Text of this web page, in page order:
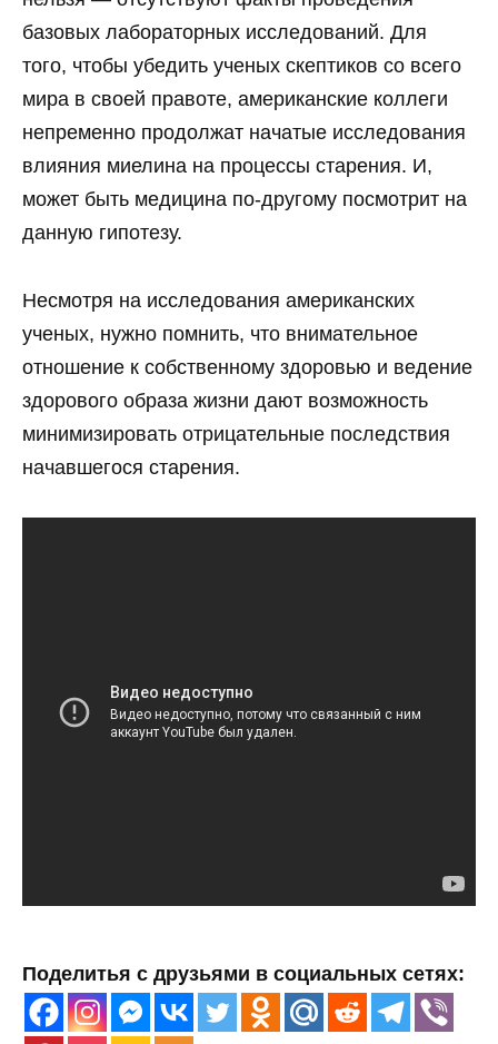
базовых лабораторных исследований. Для
того, чтобы убедить ученых скептиков со всего
мира в своей правоте, американские коллеги
непременно продолжат начатые исследования
влияния миелина на процессы старения. И,
может быть медицина по-другому посмотрит на
данную гипотезу.
Несмотря на исследования американских
ученых, нужно помнить, что внимательное
отношение к собственному здоровью и ведение
здорового образа жизни дают возможность
минимизировать отрицательные последствия
начавшегося старения.
Поделитья с друзьями в социальных сетях: